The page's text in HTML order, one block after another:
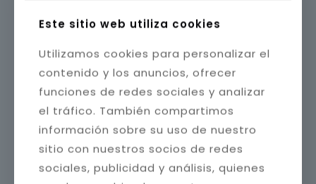
Este sitio web utiliza cookies
Utilizamos cookies para personalizar el
contenido y los anuncios, ofrecer
funciones de redes sociales y analizar
el tráfico. También compartimos
información sobre su uso de nuestro
sitio con nuestros socios de redes
sociales, publicidad y análisis, quienes